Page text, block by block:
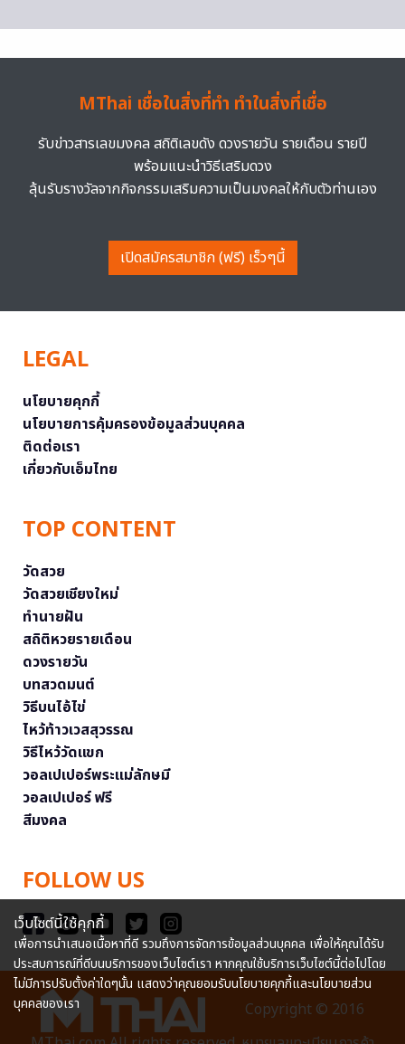
MThai เชื่อในสิ่งที่ทำ ทำในสิ่งที่เชื่อ
รับข่าวสารเลขมงคล สถิติเลขดัง ดวงรายวัน รายเดือน รายปี
พร้อมแนะนำวิธีเสริมดวง
ลุ้นรับรางวัลจากกิจกรรมเสริมความเป็นมงคลให้กับตัวท่านเอง
เปิดสมัครสมาชิก (ฟรี) เร็วๆนี้
LEGAL
นโยบายคุกกี้
นโยบายการคุ้มครองข้อมูลส่วนบุคคล
ติดต่อเรา
เกี่ยวกับเอ็มไทย
TOP CONTENT
วัดสวย
วัดสวยเชียงใหม่
ทำนายฝัน
สถิติหวยรายเดือน
ดวงรายวัน
บทสวดมนต์
วิธีบนไอ้ไข่
ไหว้ท้าวเวสสุวรรณ
วิธีไหว้วัดแขก
วอลเปเปอร์พระแม่ลักษมี
วอลเปเปอร์ ฟรี
สีมงคล
FOLLOW US
Copyright © 2016
เว็บไซต์นี้ใช้คุกกี้
เพื่อการนำเสนอเนื้อหาที่ดี รวมถึงการจัดการข้อมูลส่วนบุคคล เพื่อให้คุณได้รับ
ประสบการณ์ที่ดีบนบริการของเว็บไซต์เรา หากคุณใช้บริการเว็บไซต์นี้ต่อไปโดย
ไม่มีการปรับตั้งค่าใดๆนั้น แสดงว่าคุณยอมรับนโยบายคุกกี้และนโยบายส่วน
บุคคลของเรา